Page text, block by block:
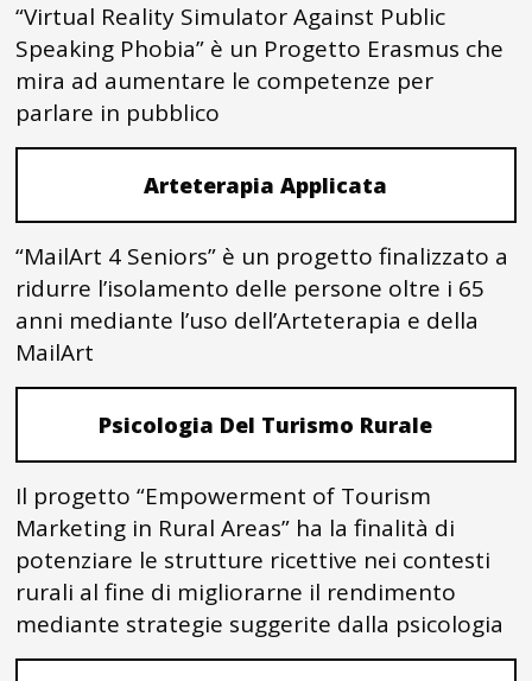
“Virtual Reality Simulator Against Public
Speaking Phobia” è un Progetto Erasmus che
mira ad aumentare le competenze per
parlare in pubblico
Arteterapia Applicata
“MailArt 4 Seniors” è un progetto finalizzato a
ridurre l’isolamento delle persone oltre i 65
anni mediante l’uso dell’Arteterapia e della
MailArt
Psicologia Del Turismo Rurale
Il progetto “Empowerment of Tourism
Marketing in Rural Areas” ha la finalità di
potenziare le strutture ricettive nei contesti
rurali al fine di migliorarne il rendimento
mediante strategie suggerite dalla psicologia